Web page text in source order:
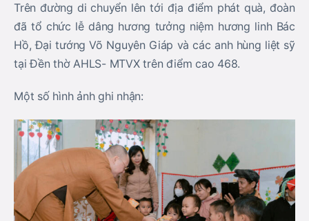
Trên đường di chuyển lên tới địa điểm phát quà, đoàn
đã tổ chức lễ dâng hương tưởng niệm hương linh Bác
Hồ, Đại tướng Võ Nguyên Giáp và các anh hùng liệt sỹ
tại Đền thờ AHLS- MTVX trên điểm cao 468.
Một số hình ảnh ghi nhận: